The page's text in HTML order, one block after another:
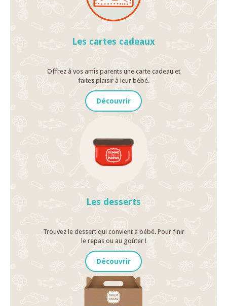
Les cartes cadeaux
Offrez à vos amis parents une carte cadeau et
faites plaisir à leur bébé.
Découvrir
Les desserts
Trouvez le dessert qui convient à bébé. Pour finir
le repas ou au goûter !
Découvrir